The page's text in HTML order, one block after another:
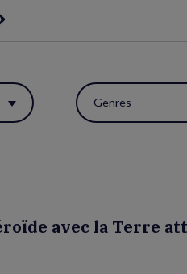
Genres
avec la Terre